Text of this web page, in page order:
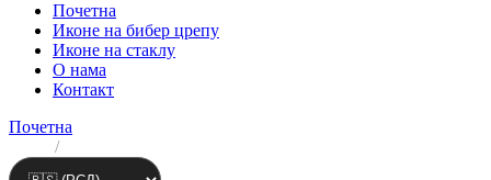
Почетна
Иконе на бибер црепу
Иконе на стаклу
О нама
Контакт
Почетна
/